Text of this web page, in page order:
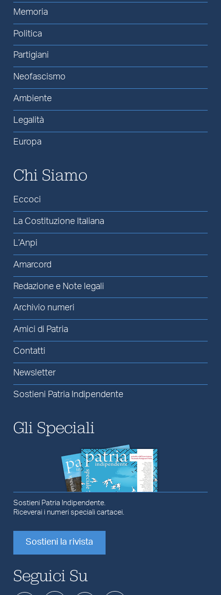
Memoria
Politica
Partigiani
Neofascismo
Ambiente
Legalità
Europa
Chi Siamo
Eccoci
La Costituzione Italiana
L’Anpi
Amarcord
Redazione e Note legali
Archivio numeri
Amici di Patria
Contatti
Newsletter
Sostieni Patria Indipendente
Gli Speciali
Sostieni Patria Indipendente.
Riceverai i numeri speciali cartacei.
Sostieni la rivista
Seguici Su